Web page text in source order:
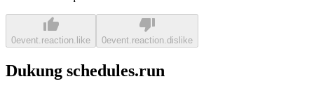
0event.reaction.like 0event.reaction.dislike
Dukung schedules.run